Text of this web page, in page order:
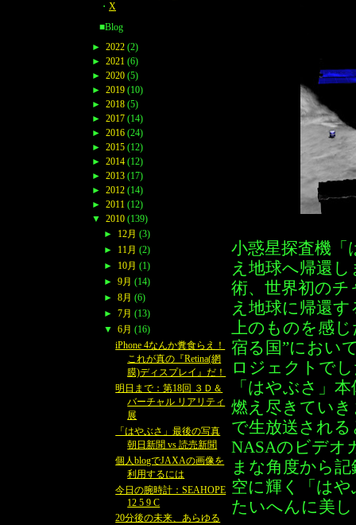
小惑星探査機「
え地球へ帰還
術、世界初の
え地球に帰還
上のものを感
宿る国”におい
ロジェクトで
「はやぶさ」
燃え尽きてい
で生放送され
NASAのビデオ
まな角度から
空に輝く「は
たいへんに美
・ X
■Blog
► 2022 (2)
► 2021 (6)
► 2020 (5)
► 2019 (10)
► 2018 (5)
► 2017 (14)
► 2016 (24)
► 2015 (12)
► 2014 (12)
► 2013 (17)
► 2012 (14)
► 2011 (12)
▼ 2010 (139)
►
12月 (3)
►
11月 (2)
►
10月 (1)
► 9月 (14)
► 8月 (6)
► 7月 (13)
▼ 6月 (16)
iPhone 4なんか糞食らえ！
これが真の『Retina(網
膜)ディスプレイ』だ！
明日まで：第18回 ３Ｄ＆
バーチャル リアリティ
展
「はやぶさ」最後の写真
朝日新聞 vs 読売新聞
個人blogでJAXAの画像を
利用するには
今日の腕時計：SEAHOPE
12 5 9 C
20分後の未来、あらゆる